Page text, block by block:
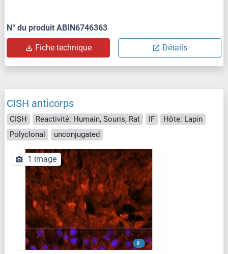
N° du produit ABIN6746363
Fiche technique Détails
CISH anticorps
CISH Reactivité: Humain, Souris, Rat IF
Hôte: Lapin
Polyclonal
unconjugated
IF
1 image